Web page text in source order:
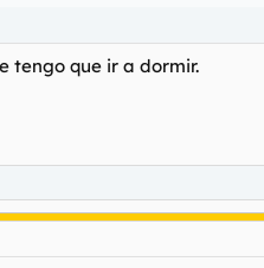
tengo que ir a dormir.